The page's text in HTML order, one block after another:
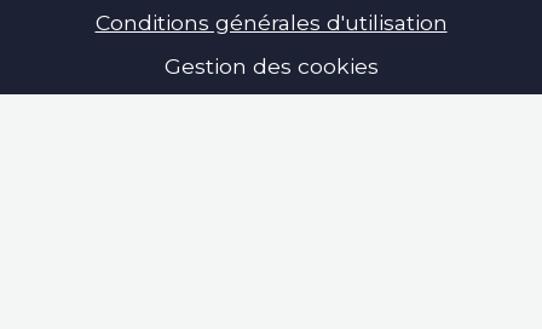
Conditions générales d'utilisation
Gestion des cookies